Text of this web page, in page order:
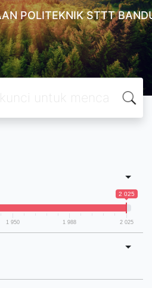
POLITEKNIK STTT
2 025
1 950 1 988 2 025